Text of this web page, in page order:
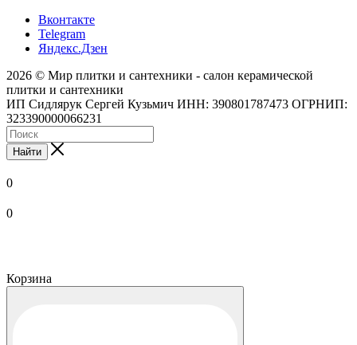
Вконтакте
Telegram
Яндекс.Дзен
2026 © Мир плитки и сантехники - салон керамической
плитки и сантехники
ИП Сидлярук Сергей Кузьмич ИНН: 390801787473 ОГРНИП:
323390000066231
Найти
0
0
Корзина